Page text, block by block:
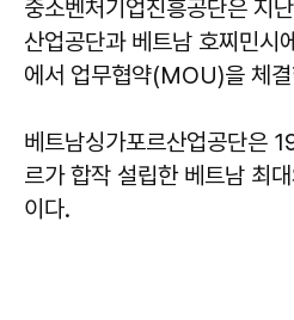
중소벤처기업진흥공단은 지
산업공단과 베트남 호찌민시
에서 업무협약(MOU)을 체
베트남싱가포르산업공단은
르가 합작 설립한 베트남 최
이다.